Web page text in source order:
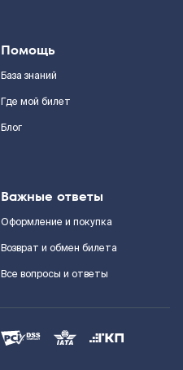
Помощь
База знаний
Где мой билет
Блог
Важные ответы
Оформление и покупка
Возврат и обмен билета
Все вопросы и ответы